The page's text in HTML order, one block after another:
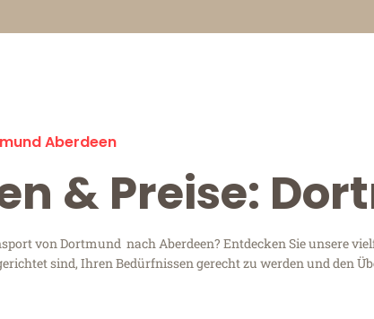
Aberdeen
& Preise:
von Dortmund nach Aberdeen? Entdecken Sie unsere
sind, Ihren Bedürfnissen gerecht zu werden und den